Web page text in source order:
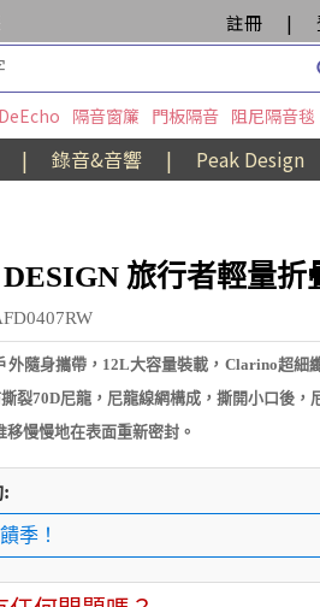
註冊 |
DeEcho 隔音窗簾 門板隔音 阻尼隔音毯
| 錄音&音響 | Peak Design
旅行者輕量折
外隨身攜帶，12L大容量裝載，Clarino超細
裂70D尼龍，尼龍線網構成，撕開小口後，
移慢慢地在表面重新密封。
:
季！